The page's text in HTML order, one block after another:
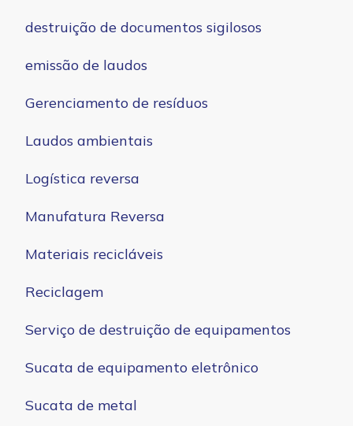
destruição de documentos sigilosos
emissão de laudos
Gerenciamento de resíduos
Laudos ambientais
Logística reversa
Manufatura Reversa
Materiais recicláveis
Reciclagem
Serviço de destruição de equipamentos
Sucata de equipamento eletrônico
Sucata de metal